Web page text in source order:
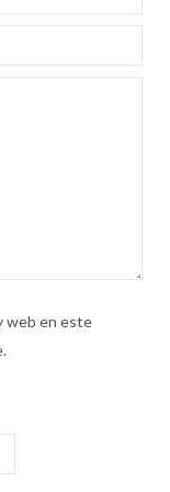
web en este